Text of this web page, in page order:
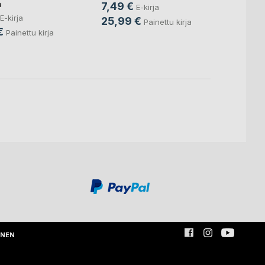
E-kirja
Painettu kirja
7,49 € E-kirja
25,99 € Painettu kirja